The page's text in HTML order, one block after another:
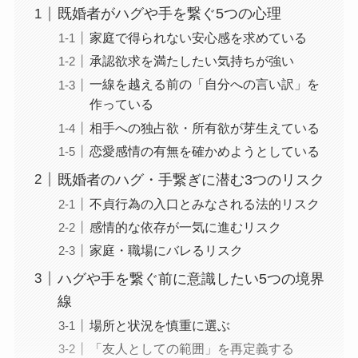
既婚者がハグや手を繋ぐ5つの心理
家庭で得られない安心感を求めている
承認欲求を満たしたい気持ちが強い
一線を越える前の「自分への言い訳」を
作っている
相手への独占欲・所有欲が芽生えている
恋愛感情の有無を確かめようとしている
既婚者のハグ・手繋ぎに潜む3つのリスク
不貞行為の入口とみなされる法的リスク
感情的な依存が一気に進むリスク
家庭・職場にバレるリスク
ハグや手を繋ぐ前に意識したい5つの境界
線
場所と状況を慎重に選ぶ
「友人としての範囲」を再定義する